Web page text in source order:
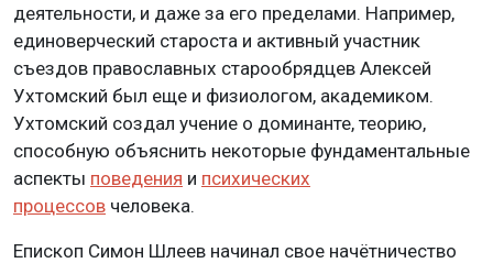
деятельности, и даже за его пределами. Например,
единоверческий староста и активный участник
съездов православных старообрядцев Алексей
Ухтомский был еще и физиологом, академиком.
Ухтомский создал учение о доминанте, теорию,
способную объяснить некоторые фундаментальные
аспекты поведения и психических
процессов человека.
Епископ Симон Шлеев начинал свое начётничество